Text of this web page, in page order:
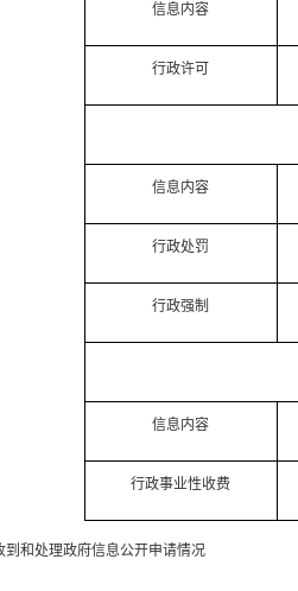
信息内容
行政许可
信息内容
行政处罚
行政强制
信息内容
行政事业性收费
和处理政府信息公开申请情况